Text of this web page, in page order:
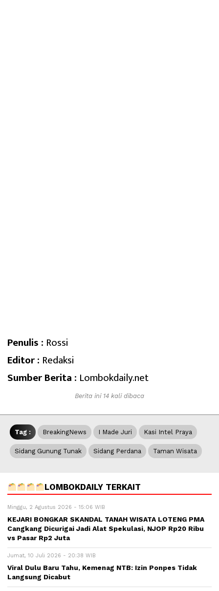
Penulis : Rossi
Editor : Redaksi
Sumber Berita : Lombokdaily.net
Berita ini 14 kali dibaca
Tag : BreakingNews I Made Juri Kasi Intel Praya
Sidang Gunung Tunak Sidang Perdana Taman Wisata
LOMBOKDAILY TERKAIT
Minggu, 2 Agustus 2026 - 15:06 WIB
KEJARI BONGKAR SKANDAL TANAH WISATA LOTENG PMA
Cangkang Dicurigai Jadi Alat Spekulasi, NJOP Rp20 Ribu
vs Pasar Rp2 Juta
Jumat, 10 Juli 2026 - 20:38 WIB
Viral Dulu Baru Tahu, Kemenag NTB: Izin Ponpes Tidak
Langsung Dicabut